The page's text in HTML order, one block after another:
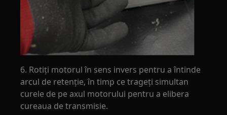
6. Rotiți motorul în sens invers pentru a întinde
arcul de retenție, în timp ce trageți simultan
curele de pe axul motorului pentru a elibera
cureaua de transmisie.